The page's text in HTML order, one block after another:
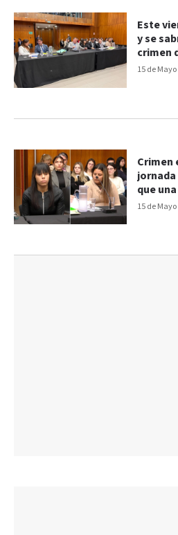
15 de
Este
y se
crimen
XVI
15 de
Crimen
que
confesó